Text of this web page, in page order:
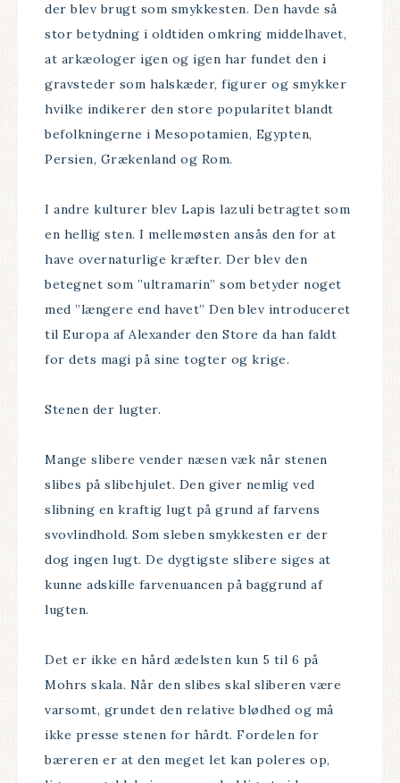
der blev brugt som smykkesten. Den havde så
stor betydning i oldtiden omkring middelhavet,
at arkæologer igen og igen har fundet den i
gravsteder som halskæder, figurer og smykker
hvilke indikerer den store popularitet blandt
befolkningerne i Mesopotamien, Egypten,
Persien, Grækenland og Rom.
I andre kulturer blev Lapis lazuli betragtet som
en hellig sten. I mellemøsten ansås den for at
have overnaturlige kræfter. Der blev den
betegnet som ”ultramarin” som betyder noget
med ”længere end havet” Den blev introduceret
til Europa af Alexander den Store da han faldt
for dets magi på sine togter og krige.
Stenen der lugter.
Mange slibere vender næsen væk når stenen
slibes på slibehjulet. Den giver nemlig ved
slibning en kraftig lugt på grund af farvens
svovlindhold. Som sleben smykkesten er der
dog ingen lugt. De dygtigste slibere siges at
kunne adskille farvenuancen på baggrund af
lugten.
Det er ikke en hård ædelsten kun 5 til 6 på
Mohrs skala. Når den slibes skal sliberen være
varsomt, grundet den relative blødhed og må
ikke presse stenen for hårdt. Fordelen for
bæreren er at den meget let kan poleres op,